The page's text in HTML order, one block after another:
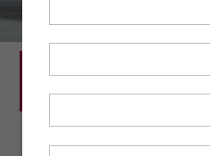
رزرو کنید.